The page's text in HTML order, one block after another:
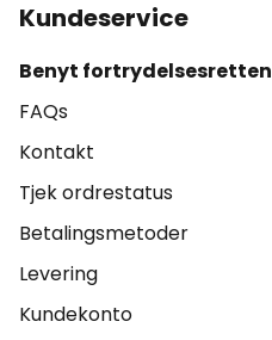
Kundeservice
Benyt fortrydelsesretten
FAQs
Kontakt
Tjek ordrestatus
Betalingsmetoder
Levering
Kundekonto